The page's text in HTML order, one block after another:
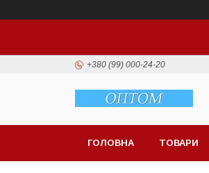
+380 (99) 000-24-20
ГОЛОВНА ТОВАРИ